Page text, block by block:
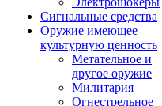
Сигнальные средства
Оружие имеющее
культурную ценность
Метательное и
другое оружие
Милитария
Огнестрельное